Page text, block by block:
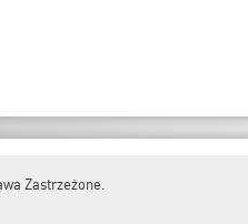
Zastrzeżone.